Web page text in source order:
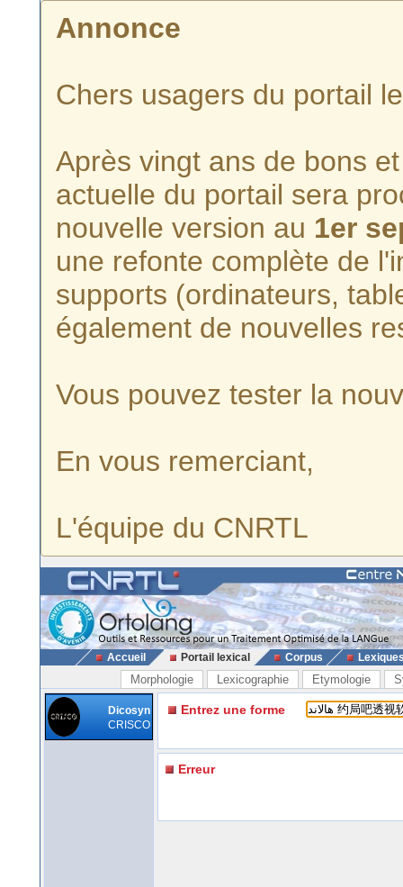
Annonce
Chers usagers du portail
Après vingt ans de bons
actuelle du portail sera
nouvelle version au 1er
une refonte complète de
supports (ordinateurs,
également de nouvelles
Vous pouvez tester la
En vous remerciant,
L'équipe du CNRTL
Accueil Portail lexical Corpus
Morphologie Lexicographie Etymologie
Dicosyn
CRISCO
Entrez une forme
Erreur